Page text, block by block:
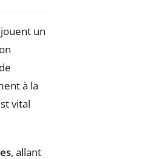
un
à la
vital
, allant